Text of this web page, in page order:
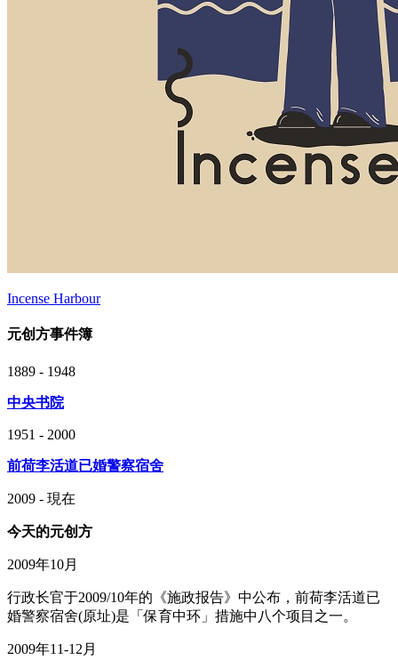
Incense Harbour
元创方事件簿
1889 - 1948
中央书院
1951 - 2000
前荷李活道已婚警察宿舍
2009 - 現在
今天的元创方
2009年10月
行政长官于2009/10年的《施政报告》中公布，前荷李活道已
婚警察宿舍(原址)是「保育中环」措施中八个项目之一。
2009年11-12月